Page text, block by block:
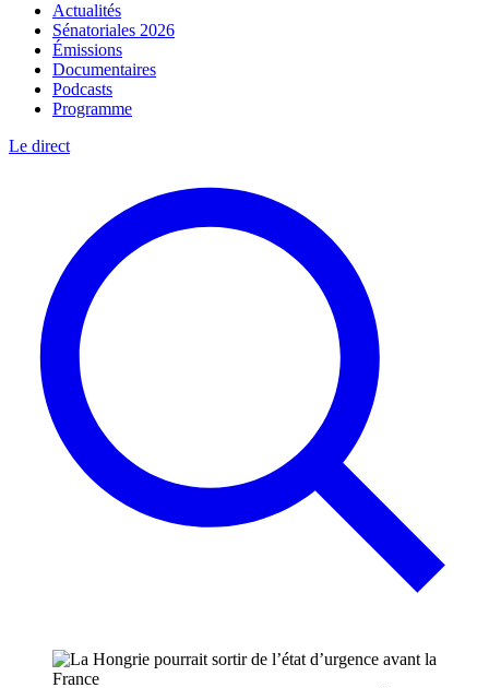
Actualités
Sénatoriales 2026
Émissions
Documentaires
Podcasts
Programme
Le direct